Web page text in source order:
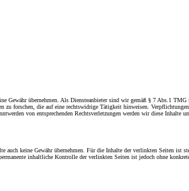
übernehmen. Als Diensteanbieter sind wir gemäß § 7 Abs.1 TMG
forschen, die auf eine rechtswidrige Tätigkeit hinweisen.
von entsprechenden Rechtsverletzungen werden wir diese Inhalte
keine Gewähr übernehmen. Für die Inhalte der verlinkten Seiten
inhaltliche Kontrolle der verlinkten Seiten ist jedoch ohne